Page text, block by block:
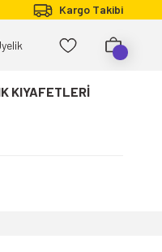
Kargo Takibi
KIYAFETLERİ